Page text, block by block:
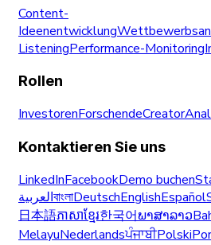
Content-
Ideenentwicklung
ListeningPerformance-Monitoring
Rollen
InvestorenForschendeCreator
Kontaktieren Sie uns
LinkedInFacebookDemo buchen
العربيةবাংলাDeutschEnglishEspañol
日本語ភាសាខ្មែរ한국어ພາສາລາວ
MelayuNederlandsਪੰਜਾਬੀPolski